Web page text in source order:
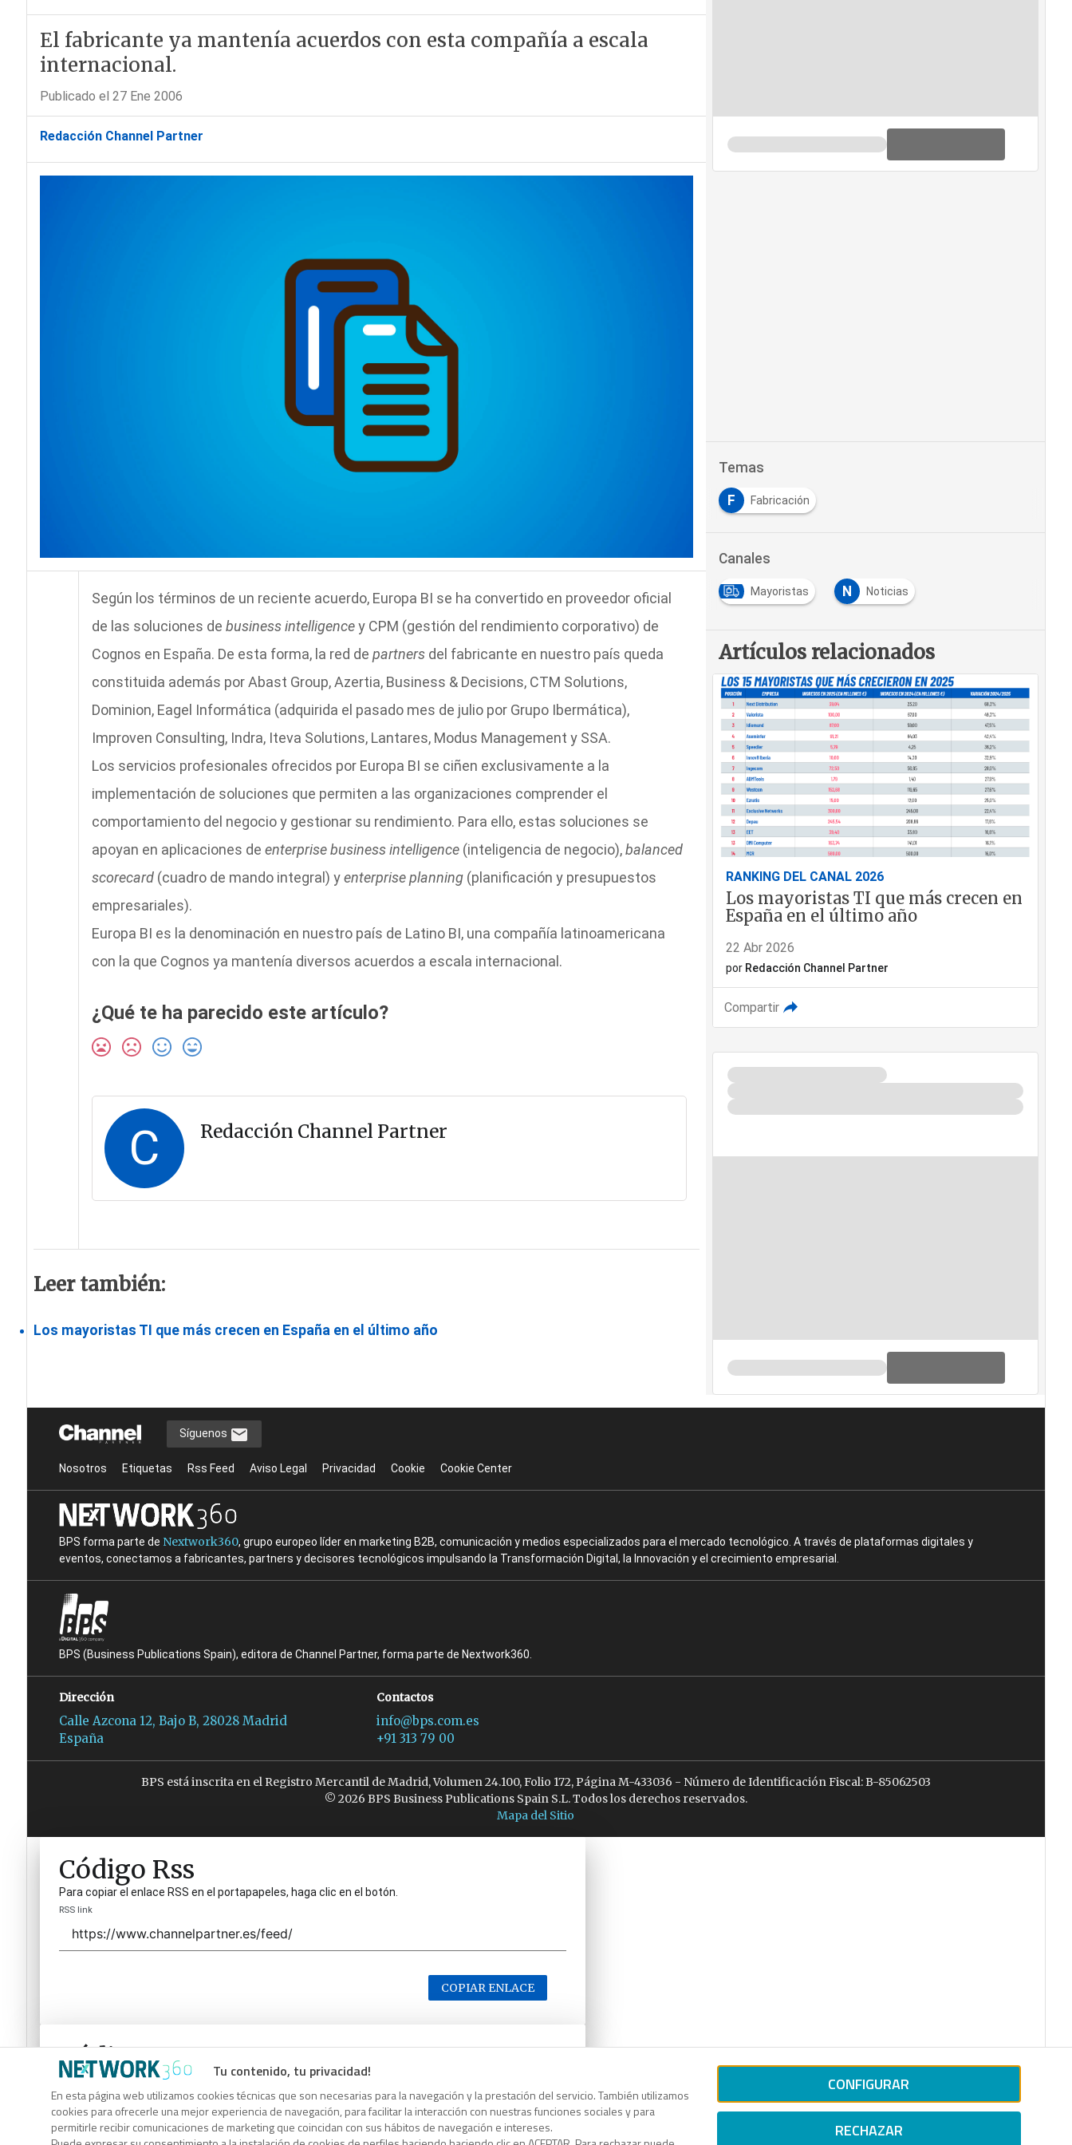
El fabricante ya mantenía acuerdos con esta compañía a escala
internacional.
Publicado el 27 Ene 2006
Redacción Channel Partner
Según los términos de un reciente acuerdo, Europa BI se ha convertido en proveedor oficial
de las soluciones de business intelligencey CPM (gestión del rendimiento corporativo) de
Cognos en España. De esta forma, la red de partnersdel fabricante en nuestro país queda
constituida además por Abast Group, Azertia, Business & Decisions, CTM Solutions,
Dominion, Eagel Informática (adquirida el pasado mes de julio por Grupo Ibermática),
Improven Consulting, Indra, Iteva Solutions, Lantares, Modus Management y SSA.
Los servicios profesionales ofrecidos por Europa BI se ciñen exclusivamente a la
implementación de soluciones que permiten a las organizaciones comprender el
comportamiento del negocio y gestionar su rendimiento. Para ello, estas soluciones se
apoyan en aplicaciones de enterprise business intelligence(inteligencia de negocio),balanced
scorecard(cuadro de mando integral) yenterprise planning(planificación y presupuestos
empresariales).
Europa BI es la denominación en nuestro país de Latino BI, una compañía latinoamericana
con la que Cognos ya mantenía diversos acuerdos a escala internacional.
¿Qué te ha parecido este artículo?
C Redacción Channel Partner
Leer también:
Los mayoristas TI que más crecen en España en el último año
Temas
F Fabricación
Canales
Mayoristas N Noticias
Artículos relacionados
RANKING DEL CANAL 2026
Los mayoristas TI que más crecen en
España en el último año
22 Abr 2026
por Redacción Channel Partner
Compartir
Tu contenido, tu privacidad!
En esta página web utilizamos cookies técnicas que son necesarias para la navegación y la prestación del servicio. También utilizamos
cookies para ofrecerle una mejor experiencia de navegación, para facilitar la interacción con nuestras funciones sociales y para
permitirle recibir comunicaciones de marketing que coincidan con sus hábitos de navegación e intereses.
CONFIGURAR
RECHAZAR
Síguenos
Nosotros Etiquetas Rss Feed Aviso Legal Privacidad Cookie Cookie Center
BPS forma parte de Nextwork360, grupo europeo líder en marketing B2B, comunicación y medios especializados para el mercado tecnológico. A través de plataformas digitales y
eventos, conectamos a fabricantes, partners y decisores tecnológicos impulsando la Transformación Digital, la Innovación y el crecimiento empresarial.
BPS (Business Publications Spain), editora de Channel Partner, forma parte de Nextwork360.
Dirección
Calle Azcona 12, Bajo B, 28028 Madrid
España
Contactos
info@bps.com.es
+91 313 79 00
BPS está inscrita en el Registro Mercantil de Madrid, Volumen 24.100, Folio 172, Página M-433036 - Número de Identificación Fiscal: B-85062503
© 2026 BPS Business Publications Spain S.L. Todos los derechos reservados.
Mapa del Sitio
Código Rss
Para copiar el enlace RSS en el portapapeles, haga clic en el botón.
RSS link
COPIAR ENLACE
Código Rss
Para copiar el enlace RSS en el portapapeles, haga clic en el botón.
RSS link